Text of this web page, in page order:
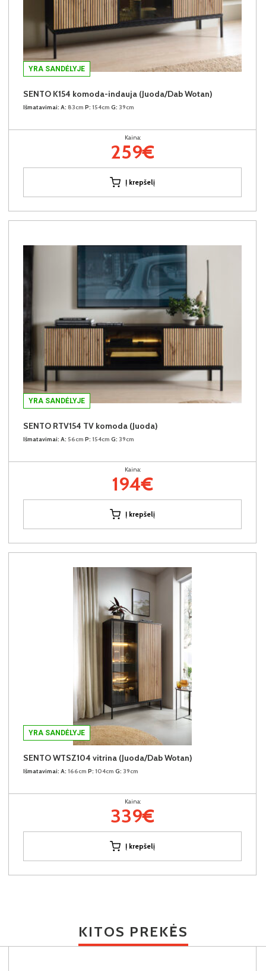
YRA SANDĖLYJE
SENTO K154 komoda-indauja (Juoda/Dab Wotan)
Išmatavimai: A: 83cm P: 154cm G: 39cm
Kaina:
259€
Į krepšelį
YRA SANDĖLYJE
SENTO RTV154 TV komoda (Juoda)
Išmatavimai: A: 56cm P: 154cm G: 39cm
Kaina:
194€
Į krepšelį
YRA SANDĖLYJE
SENTO WTSZ104 vitrina (Juoda/Dab Wotan)
Išmatavimai: A: 166cm P: 104cm G: 39cm
Kaina:
339€
Į krepšelį
KITOS PREKĖS